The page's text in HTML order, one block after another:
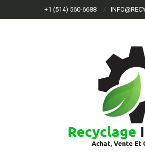
+1 (514) 560-6688